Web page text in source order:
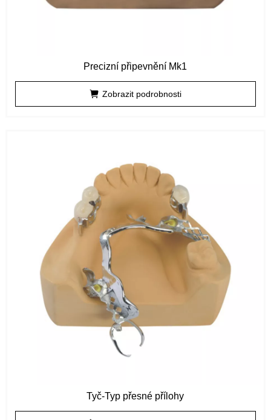
Precizní připevnění Mk1
Zobrazit podrobnosti
Tyč-Typ přesné přílohy